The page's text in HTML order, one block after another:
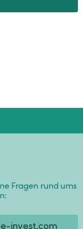
Fragen rund ums
invest.com